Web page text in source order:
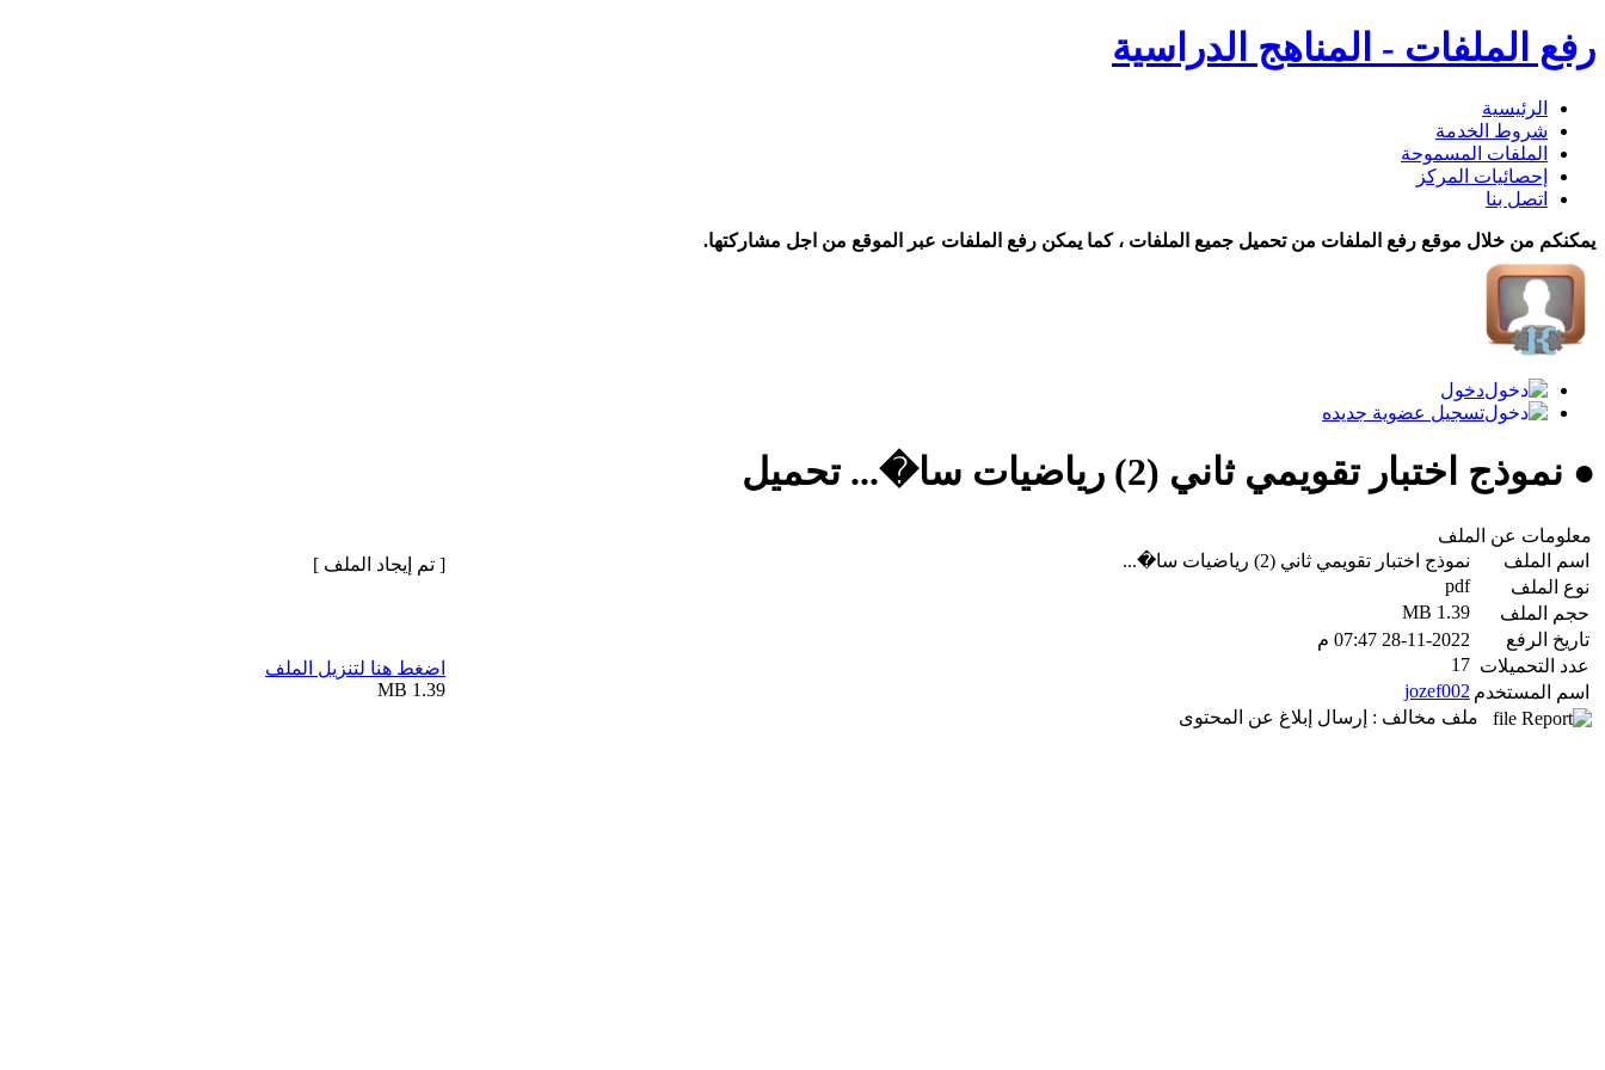
رفع الملفات - المناهج الدراسية
الرئيسية
شروط الخدمة
الملفات المسموحة
إحصائيات المركز
اتصل بنا
يمكنكم من خلال موقع رفع الملفات من تحميل جميع الملفات ، كما يمكن رفع الملفات عبر الموقع من اجل مشاركتها.
دخول
تسجيل عضوية جديده
● نموذج اختبار تقويمي ثاني (2) رياضيات سا�... تحميل
معلومات عن الملف
اسم الملف
نموذج اختبار تقويمي ثاني (2) رياضيات سا�...
نوع الملف
pdf
حجم الملف
1.39 MB
تاريخ الرفع
28-11-2022 07:47 م
عدد التحميلات 17
اسم المستخدم jozef002
ملف مخالف : إرسال إبلاغ عن المحتوى
[ تم إيجاد الملف ]
اضغط هنا لتنزيل الملف
1.39 MB